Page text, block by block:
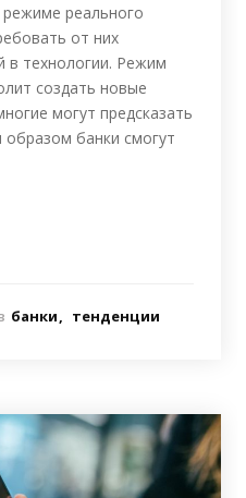
реального
от них
в технологии. Режим
создать новые
могут предсказать
образом банки смогут
банки тенденции